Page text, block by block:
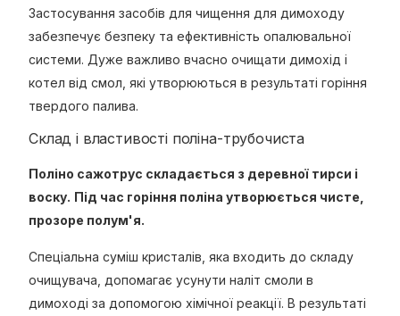
Застосування засобів для чищення для димоходу
забезпечує безпеку та ефективність опалювальної
системи. Дуже важливо вчасно очищати димохід і
котел від смол, які утворюються в результаті горіння
твердого палива.
Склад і властивості поліна-трубочиста
Поліно сажотрус складається з деревної тирси і
воску. Під час горіння поліна утворюється чисте,
прозоре полум'я.
Спеціальна суміш кристалів, яка входить до складу
очищувача, допомагає усунути наліт смоли в
димоході за допомогою хімічної реакції. В результаті